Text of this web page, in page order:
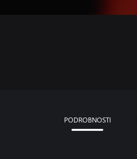
PODROBNOSTI